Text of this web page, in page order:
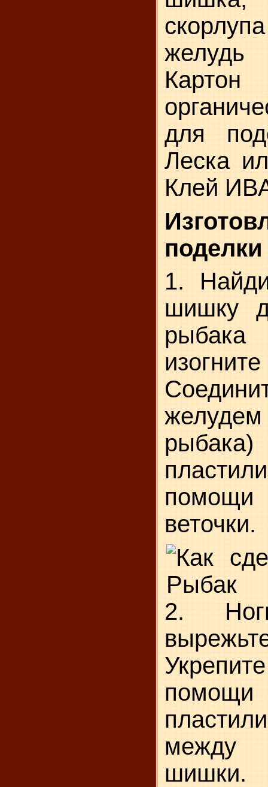
для
Леска
Клей
поделки
1.
шишку
помощи
веточки.
2.
между
шишки.